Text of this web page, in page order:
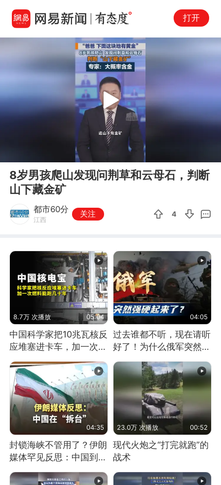
打开
Play
8岁男孩爬山发现问荆草和云母石，判断
山下藏金矿
都市60分
江西
关注 4
8.7万 次播放 05:04
中国科学家把10兆瓦核反
应堆塞进卡车，加一次燃
料能跑几十年
04:05
过去谁都不听，现在请听
好了！为什么俄军突然强
硬起来了？
04:35
封锁海峡不管用了？伊朗
媒体罕见反思：中国到底
23.0万 次播放 00:52
现代火炮之“打完就跑”的
战术